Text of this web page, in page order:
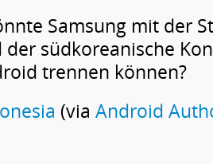
Samsung mit der
südkoreanische
trennen können?
(via Android